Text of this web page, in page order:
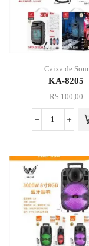
Caixa de Som
KA-8205
R$ 100,00